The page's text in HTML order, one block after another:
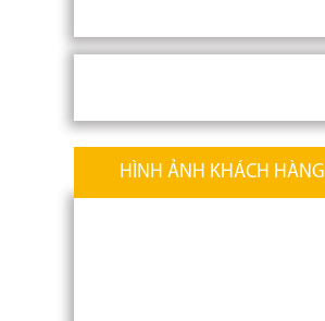
HÌNH ẢNH KHÁCH HÀNG